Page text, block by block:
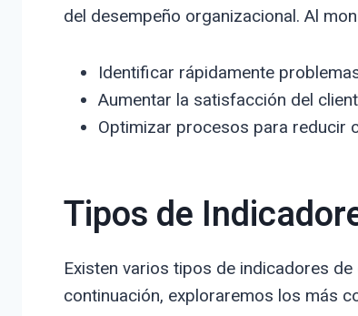
del desempeño organizacional. Al
Identificar rápidamente
Aumentar la satisfacción del
Optimizar procesos para reducir
Tipos de
Existen varios tipos de indicadores
continuación, exploraremos los más